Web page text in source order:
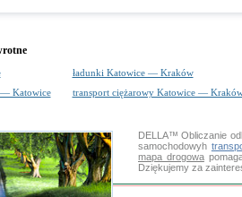
ładunki Katowice — Kraków
— Katowice
transport ciężarowy Katowice —
DELLA™Obliczanie
samochodowyh
mapa drogowa
Dziękujemy za